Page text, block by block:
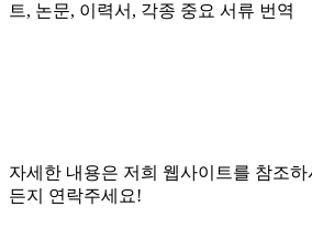
트, 논문, 이력서, 각종 중요 서류 번역
자세한 내용은 저희 웹사이트를 참조하
든지 연락주세요!